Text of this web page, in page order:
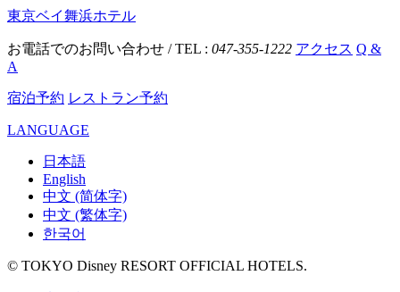
東京ベイ舞浜ホテル
お電話でのお問い合わせ / TEL : 047-355-1222 アクセス Q &
A
宿泊予約 レストラン予約
LANGUAGE
日本語
English
中文 (简体字)
中文 (繁体字)
한국어
© TOKYO Disney RESORT OFFICIAL HOTELS.